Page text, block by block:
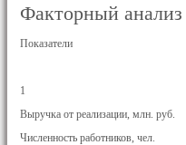
Факторный анализ
Показатели
1
Выручка от реализации, млн. руб.
Численность работников, чел.